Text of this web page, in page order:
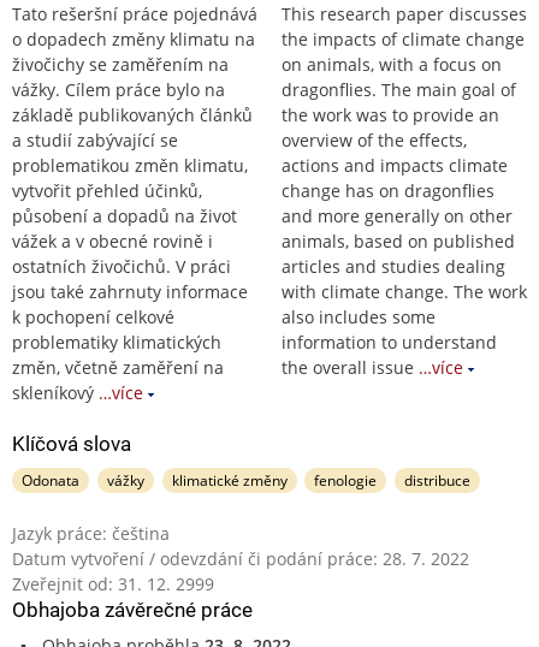
Tato rešeršní práce pojednává
o dopadech změny klimatu na
živočichy se zaměřením na
vážky. Cílem práce bylo na
základě publikovaných článků
a studií zabývající se
problematikou změn klimatu,
vytvořit přehled účinků,
působení a dopadů na život
vážek a v obecné rovině i
ostatních živočichů. V práci
jsou také zahrnuty informace
k pochopení celkové
problematiky klimatických
změn, včetně zaměření na
skleníkový …více
This research paper discusses
the impacts of climate change
on animals, with a focus on
dragonflies. The main goal of
the work was to provide an
overview of the effects,
actions and impacts climate
change has on dragonflies
and more generally on other
animals, based on published
articles and studies dealing
with climate change. The work
also includes some
information to understand
the overall issue …více
Klíčová slova
Odonata vážky klimatické změny fenologie distribuce
Jazyk práce: čeština
Datum vytvoření / odevzdání či podání práce: 28. 7. 2022
Zveřejnit od: 31. 12. 2999
Obhajoba závěrečné práce